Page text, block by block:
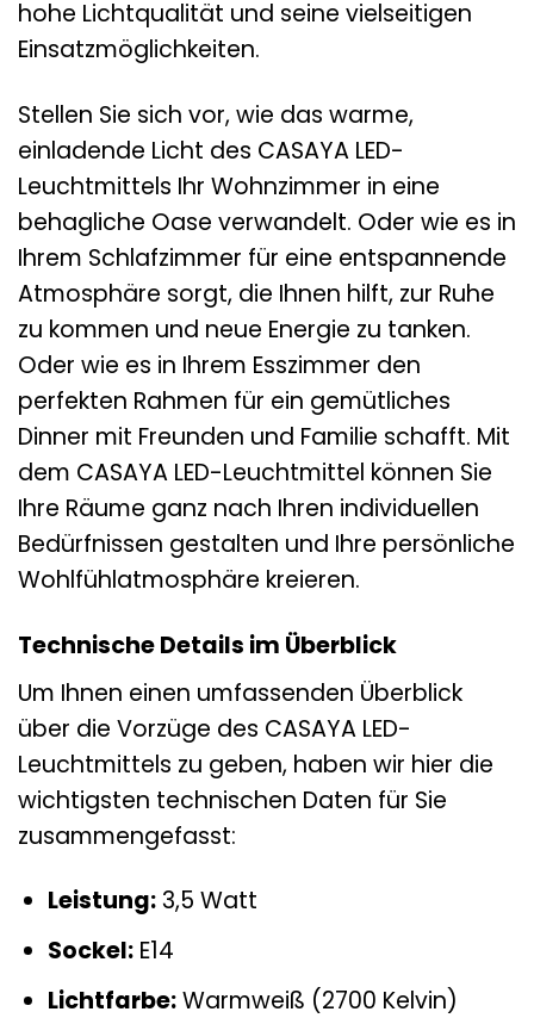
hohe Lichtqualität und seine vielseitigen
Einsatzmöglichkeiten.
Stellen Sie sich vor, wie das warme,
einladende Licht des CASAYA LED-
Leuchtmittels Ihr Wohnzimmer in eine
behagliche Oase verwandelt. Oder wie es in
Ihrem Schlafzimmer für eine entspannende
Atmosphäre sorgt, die Ihnen hilft, zur Ruhe
zu kommen und neue Energie zu tanken.
Oder wie es in Ihrem Esszimmer den
perfekten Rahmen für ein gemütliches
Dinner mit Freunden und Familie schafft. Mit
dem CASAYA LED-Leuchtmittel können Sie
Ihre Räume ganz nach Ihren individuellen
Bedürfnissen gestalten und Ihre persönliche
Wohlfühlatmosphäre kreieren.
Technische Details im Überblick
Um Ihnen einen umfassenden Überblick
über die Vorzüge des CASAYA LED-
Leuchtmittels zu geben, haben wir hier die
wichtigsten technischen Daten für Sie
zusammengefasst:
Leistung:3,5 Watt
Sockel:E14
Lichtfarbe:Warmweiß (2700 Kelvin)